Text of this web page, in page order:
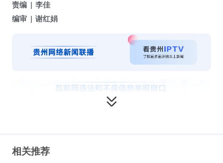
责编
李佳
编审
谢红娟
相关推荐